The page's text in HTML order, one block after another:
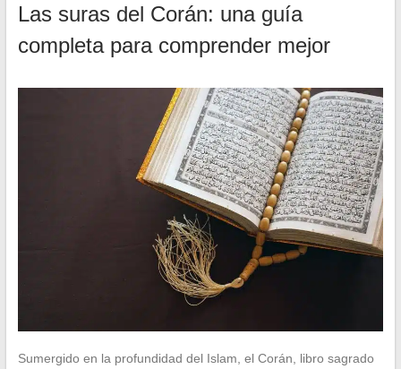
Las suras del Corán: una guía
completa para comprender mejor
Sumergido en la profundidad del Islam, el Corán, libro sagrado